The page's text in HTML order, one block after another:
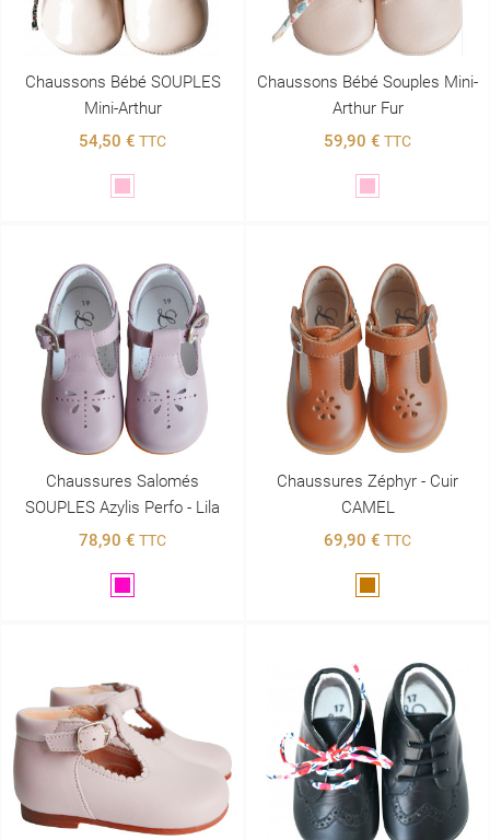
Chaussons Bébé SOUPLES
Mini-Arthur
54,50 € TTC
Chaussons Bébé Souples Mini-
Arthur Fur
59,90 € TTC
Chaussures Salomés
SOUPLES Azylis Perfo - Lila
78,90 € TTC
Chaussures Zéphyr - Cuir
CAMEL
69,90 € TTC